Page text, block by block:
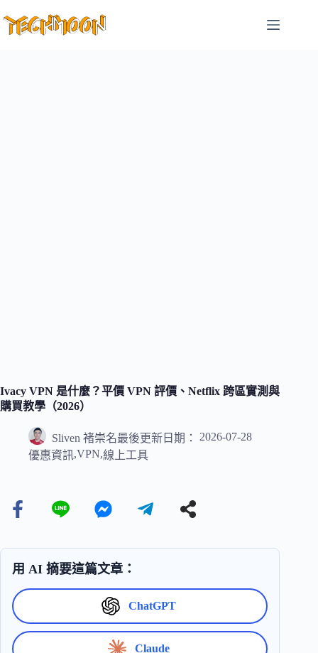
至
Ivacy VPN 是什麼？平價 VPN 評價、Netflix 跨區實測與
購買教學（2026）
Sliven 褚崇名最後更新日期：
2026-07-28
優惠資訊,VPN,線上工具
用 AI 摘要這篇文章：
ChatGPT
Claude